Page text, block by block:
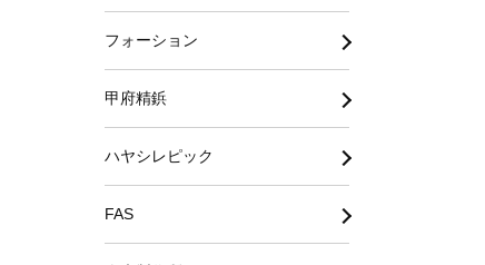
フォーション
甲府精鋲
ハヤシレピック
FAS